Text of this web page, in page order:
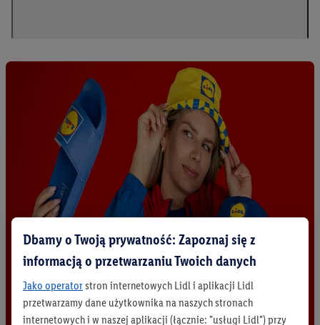
Dbamy o Twoją prywatność: Zapoznaj się z
informacją o przetwarzaniu Twoich danych
Jako operatorstron internetowych Lidl i aplikacji Lidl
przetwarzamy dane użytkownika na naszych stronach
internetowych i w naszej aplikacji (łącznie: "usługi Lidl") przy